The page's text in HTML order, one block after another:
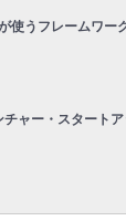
使うフレームワー
ャー・スタート